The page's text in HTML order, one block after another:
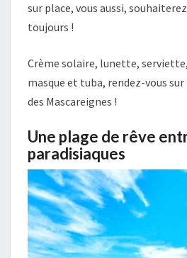
sur place, vous aussi,
toujours !
Crème solaire, lunette,
masque et tuba, rendez-vous
des Mascareignes !
Une plage de rêve
paradisiaques